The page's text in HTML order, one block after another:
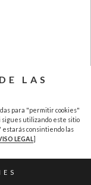
LAS
para "permitir cookies"
utilizando este sitio
estarás consintiendo las
LEGAL]
CONTACTAR
CR-HU-193